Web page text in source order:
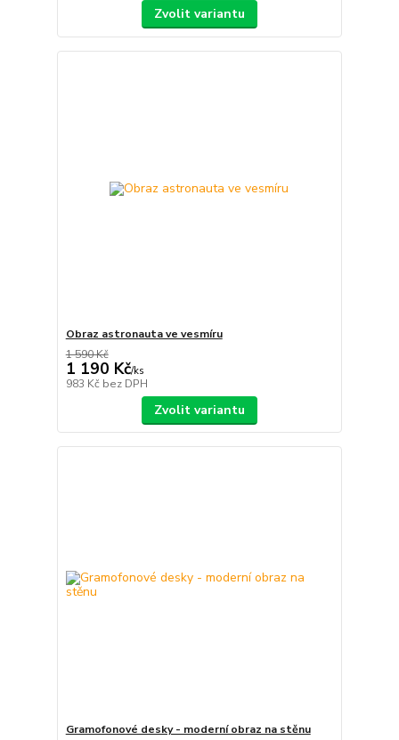
Zvolit variantu
Obraz astronauta ve vesmíru
1 590 Kč
1 190 Kč/ks
983 Kč bez DPH
Zvolit variantu
Gramofonové desky - moderní obraz na stěnu